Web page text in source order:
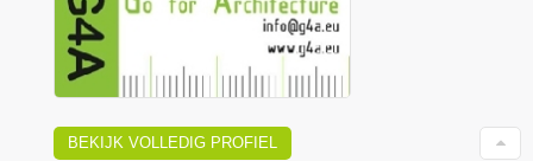
BEKIJK VOLLEDIG PROFIEL